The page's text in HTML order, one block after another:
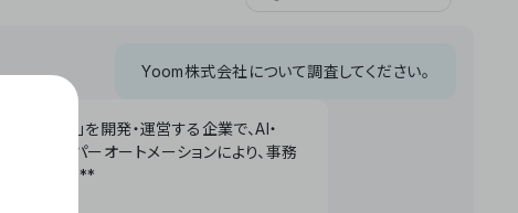
Yoom株式会社について調査してください。
Yoom」を開発・運営する企業で、AI・
たハイパーオートメーションにより、事務
ています。**